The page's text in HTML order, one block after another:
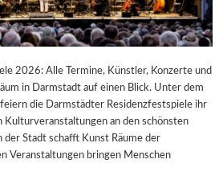
2026: Alle Termine, Künstler, Konzerte und
in Darmstadt auf einen Blick. Unter dem
die Darmstädter Residenzfestspiele ihr
Kulturveranstaltungen an den schönsten
Stadt schafft Kunst Räume der
Veranstaltungen bringen Menschen